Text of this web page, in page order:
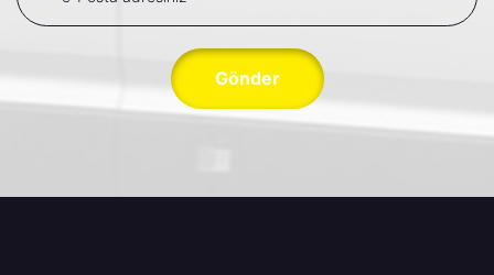
Gönder